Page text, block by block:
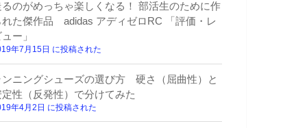
るのがめっちゃ楽しくなる！ 部活生のために作
れた傑作品 adidas アディゼロRC 「評価・レ
ュー」
年7月15日 に投稿された
ンニングシューズの選び方 硬さ（屈曲性）と
定性（反発性）で分けてみた
年4月2日 に投稿された